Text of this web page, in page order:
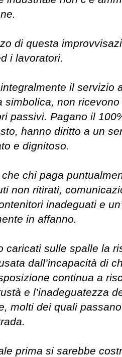
di questa
i lavoratori.
il servizio
simbolica, non
passivi. Pagano il
hanno diritto a un
e dignitoso.
chi paga
non ritirati,
inadeguati e
in affanno.
caricati sulle spalle la
dall’incapacità di
continua a
e l’inadeguatezza
molti dei quali
prima si sarebbe